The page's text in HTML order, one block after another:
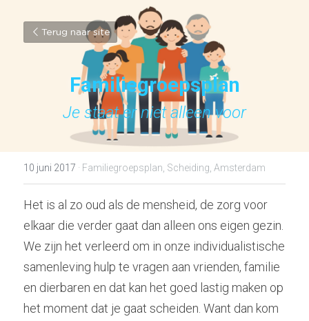
Terug naar site
Familiegroepsplan
Je staat er niet alleen voor
10 juni 2017 · Familiegroepsplan, Scheiding, Amsterdam
Het is al zo oud als de mensheid, de zorg voor
elkaar die verder gaat dan alleen ons eigen gezin.
We zijn het verleerd om in onze individualistische
samenleving hulp te vragen aan vrienden, familie
en dierbaren en dat kan het goed lastig maken op
het moment dat je gaat scheiden. Want dan kom